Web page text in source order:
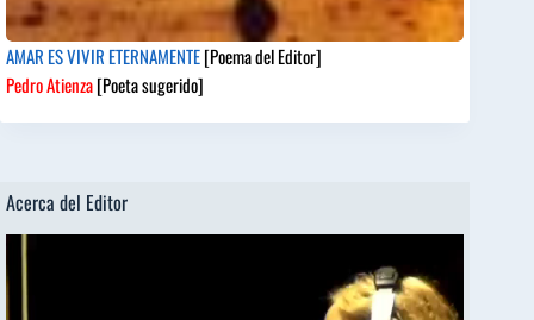
AMAR ES VIVIR ETERNAMENTE[Poema del Editor]
Pedro Atienza[Poeta sugerido]
Acerca del Editor
de
vídeo